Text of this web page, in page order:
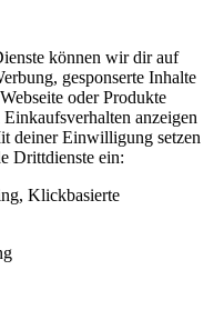
können wir dir auf
gesponserte Inhalte
oder Produkte
anzeigen
deiner Einwilligung setzen
Drittdienste ein:
Klickbasierte